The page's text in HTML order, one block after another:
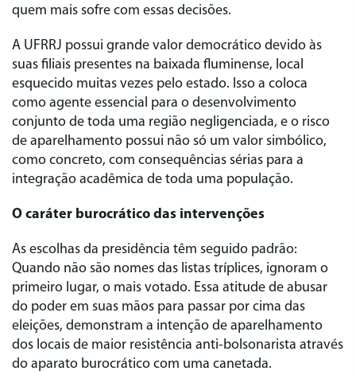
quem mais sofre com essas decisões.
A UFRRJ possui grande valor democrático devido às
suas filiais presentes na baixada fluminense, local
esquecido muitas vezes pelo estado. Isso a coloca
como agente essencial para o desenvolvimento
conjunto de toda uma região negligenciada, e o risco
de aparelhamento possui não só um valor simbólico,
como concreto, com consequências sérias para a
integração acadêmica de toda uma população.
O caráter burocrático das intervenções
As escolhas da presidência têm seguido padrão:
Quando não são nomes das listas tríplices, ignoram o
primeiro lugar, o mais votado. Essa atitude de abusar
do poder em suas mãos para passar por cima das
eleições, demonstram a intenção de aparelhamento
dos locais de maior resistência anti-bolsonarista através
do aparato burocrático com uma canetada.